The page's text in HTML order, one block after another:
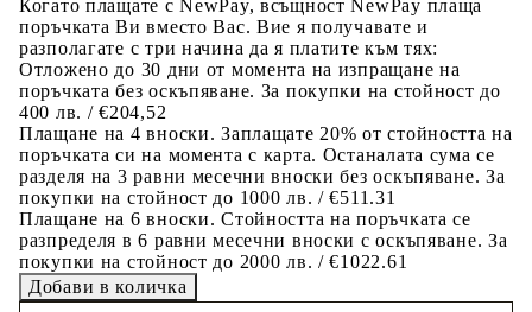
Когато плащате с NewPay, всъщност NewPay плаща
поръчката Ви вместо Вас. Вие я получавате и
разполагате с три начина да я платите към тях:
Отложено до 30 дни от момента на изпращане на
поръчката без оскъпяване. За покупки на стойност до
400 лв. / €204,52
Плащане на 4 вноски. Заплащате 20% от стойността на
поръчката си на момента с карта. Останалата сума се
разделя на 3 равни месечни вноски без оскъпяване. За
покупки на стойност до 1000 лв. / €511.31
Плащане на 6 вноски. Стойността на поръчката се
разпределя в 6 равни месечни вноски с оскъпяване. За
покупки на стойност до 2000 лв. / €1022.61